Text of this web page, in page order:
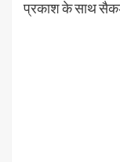
प्रकाश के साथ